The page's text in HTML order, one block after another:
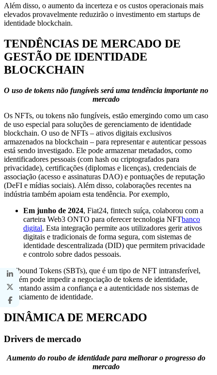
Além disso, o aumento da incerteza e os custos operacionais mais
elevados provavelmente reduzirão o investimento em startups de
identidade blockchain.
TENDÊNCIAS DE MERCADO DE
GESTÃO DE IDENTIDADE
BLOCKCHAIN
O uso de tokens não fungíveis será uma tendência importante no
mercado
Os NFTs, ou tokens não fungíveis, estão emergindo como um caso
de uso especial para soluções de gerenciamento de identidade
blockchain. O uso de NFTs – ativos digitais exclusivos
armazenados na blockchain – para representar e autenticar pessoas
está sendo investigado. Ele pode armazenar metadados, como
identificadores pessoais (com hash ou criptografados para
privacidade), certificações (diplomas e licenças), credenciais de
associação (acesso e assinaturas DAO) e pontuações de reputação
(DeFI e mídias sociais). Além disso, colaborações recentes na
indústria também apoiam esta tendência. Por exemplo,
Em junho de 2024, Fiat24, fintech suíça, colaborou com a
carteira Web3 ONTO para oferecer tecnologia NFTbanco
digital. Esta integração permite aos utilizadores gerir ativos
digitais e tradicionais de forma segura, com sistemas de
identidade descentralizada (DID) que permitem privacidade
e controlo sobre dados pessoais.
Soulbound Tokens (SBTs), que é um tipo de NFT intransferível,
também pode impedir a negociação de tokens de identidade,
aumentando assim a confiança e a autenticidade nos sistemas de
gerenciamento de identidade.
DINÂMICA DE MERCADO
Drivers de mercado
Aumento do roubo de identidade para melhorar o progresso do
mercado